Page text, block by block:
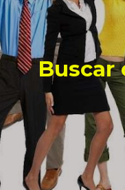
Buscar